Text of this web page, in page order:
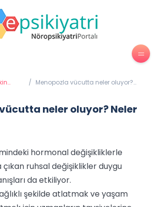
/ Menopozla vücutta neler oluyor?
neler oluyor? Neler
hormonal değişikliklerle
ruhsal değişiklikler duygu
da etkiliyor.
şekilde atlatmak ve yaşam